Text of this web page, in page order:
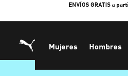
ENVÍOS GRATIS a
Mujeres Hombres